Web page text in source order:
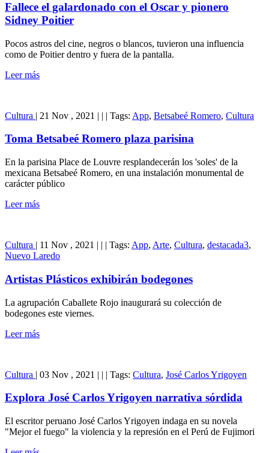
Fallece el galardonado con el Oscar y pionero
Sidney Poitier
Pocos astros del cine, negros o blancos, tuvieron una influencia
como de Poitier dentro y fuera de la pantalla.
Leer más
Cultura | 21 Nov , 2021 | | | Tags: App, Betsabeé Romero, Cultura
Toma Betsabeé Romero plaza parisina
En la parisina Place de Louvre resplandecerán los 'soles' de la
mexicana Betsabeé Romero, en una instalación monumental de
carácter público
Leer más
Cultura | 11 Nov , 2021 | | | Tags: App, Arte, Cultura, destacada3,
Nuevo Laredo
Artistas Plásticos exhibirán bodegones
La agrupación Caballete Rojo inaugurará su colección de
bodegones este viernes.
Leer más
Cultura | 03 Nov , 2021 | | | Tags: Cultura, José Carlos Yrigoyen
Explora José Carlos Yrigoyen narrativa sórdida
El escritor peruano José Carlos Yrigoyen indaga en su novela
"Mejor el fuego" la violencia y la represión en el Perú de Fujimori